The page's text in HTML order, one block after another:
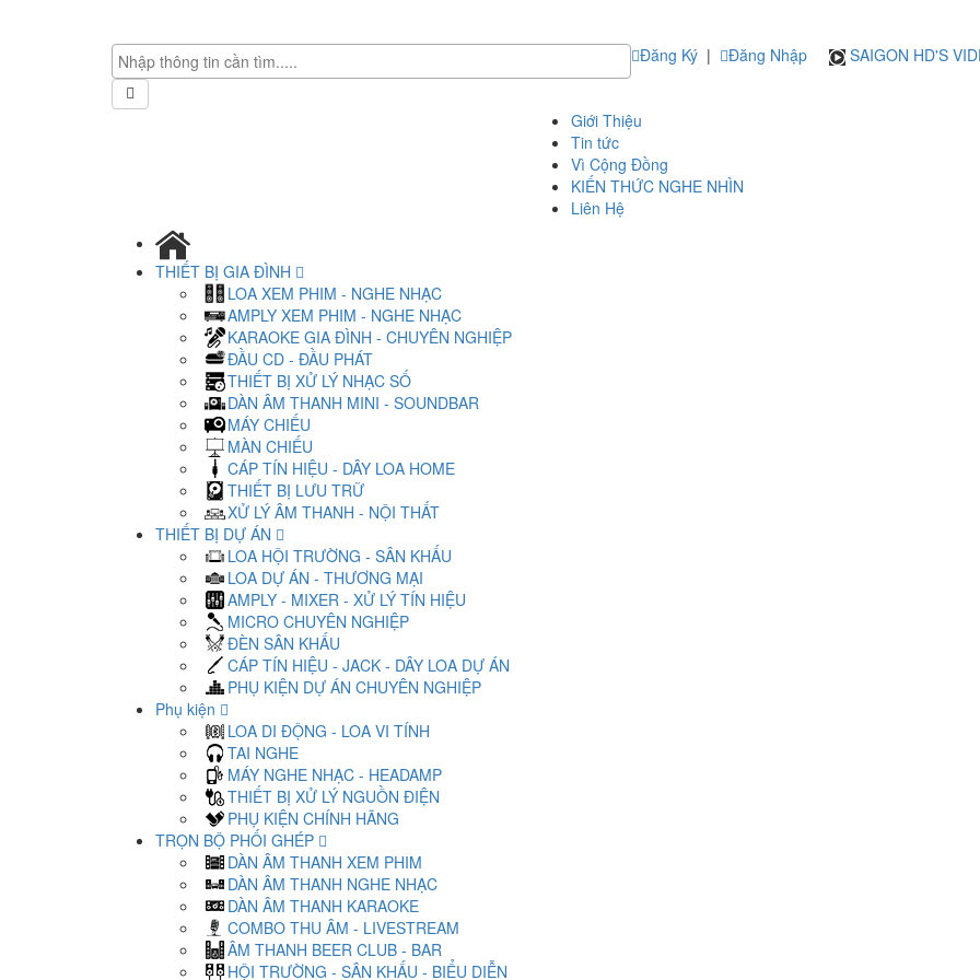
Đăng Ký | Đăng Nhập SAIGON HD'S
Giới Thiệu
Tin tức
Vì Cộng Đồng
KIẾN THỨC NGHE NHÌN
Liên Hệ
THIẾT BỊ GIA ĐÌNH
LOA XEM PHIM - NGHE NHẠC
AMPLY XEM PHIM - NGHE NHẠC
KARAOKE GIA ĐÌNH - CHUYÊN NGHIỆP
ĐẦU CD - ĐẦU PHÁT
THIẾT BỊ XỬ LÝ NHẠC SỐ
DÀN ÂM THANH MINI - SOUNDBAR
MÁY CHIẾU
MÀN CHIẾU
CÁP TÍN HIỆU - DÂY LOA HOME
THIẾT BỊ LƯU TRỮ
XỬ LÝ ÂM THANH - NỘI THẤT
THIẾT BỊ DỰ ÁN
LOA HỘI TRƯỜNG - SÂN KHẤU
LOA DỰ ÁN - THƯƠNG MẠI
AMPLY - MIXER - XỬ LÝ TÍN HIỆU
MICRO CHUYÊN NGHIỆP
ĐÈN SÂN KHẤU
CÁP TÍN HIỆU - JACK - DÂY LOA DỰ ÁN
PHỤ KIỆN DỰ ÁN CHUYÊN NGHIỆP
Phụ kiện
LOA DI ĐỘNG - LOA VI TÍNH
TAI NGHE
MÁY NGHE NHẠC - HEADAMP
THIẾT BỊ XỬ LÝ NGUỒN ĐIỆN
PHỤ KIỆN CHÍNH HÃNG
TRỌN BỘ PHỐI GHÉP
DÀN ÂM THANH XEM PHIM
DÀN ÂM THANH NGHE NHẠC
DÀN ÂM THANH KARAOKE
COMBO THU ÂM - LIVESTREAM
ÂM THANH BEER CLUB - BAR
HỘI TRƯỜNG - SÂN KHẤU - BIỂU DIỄN